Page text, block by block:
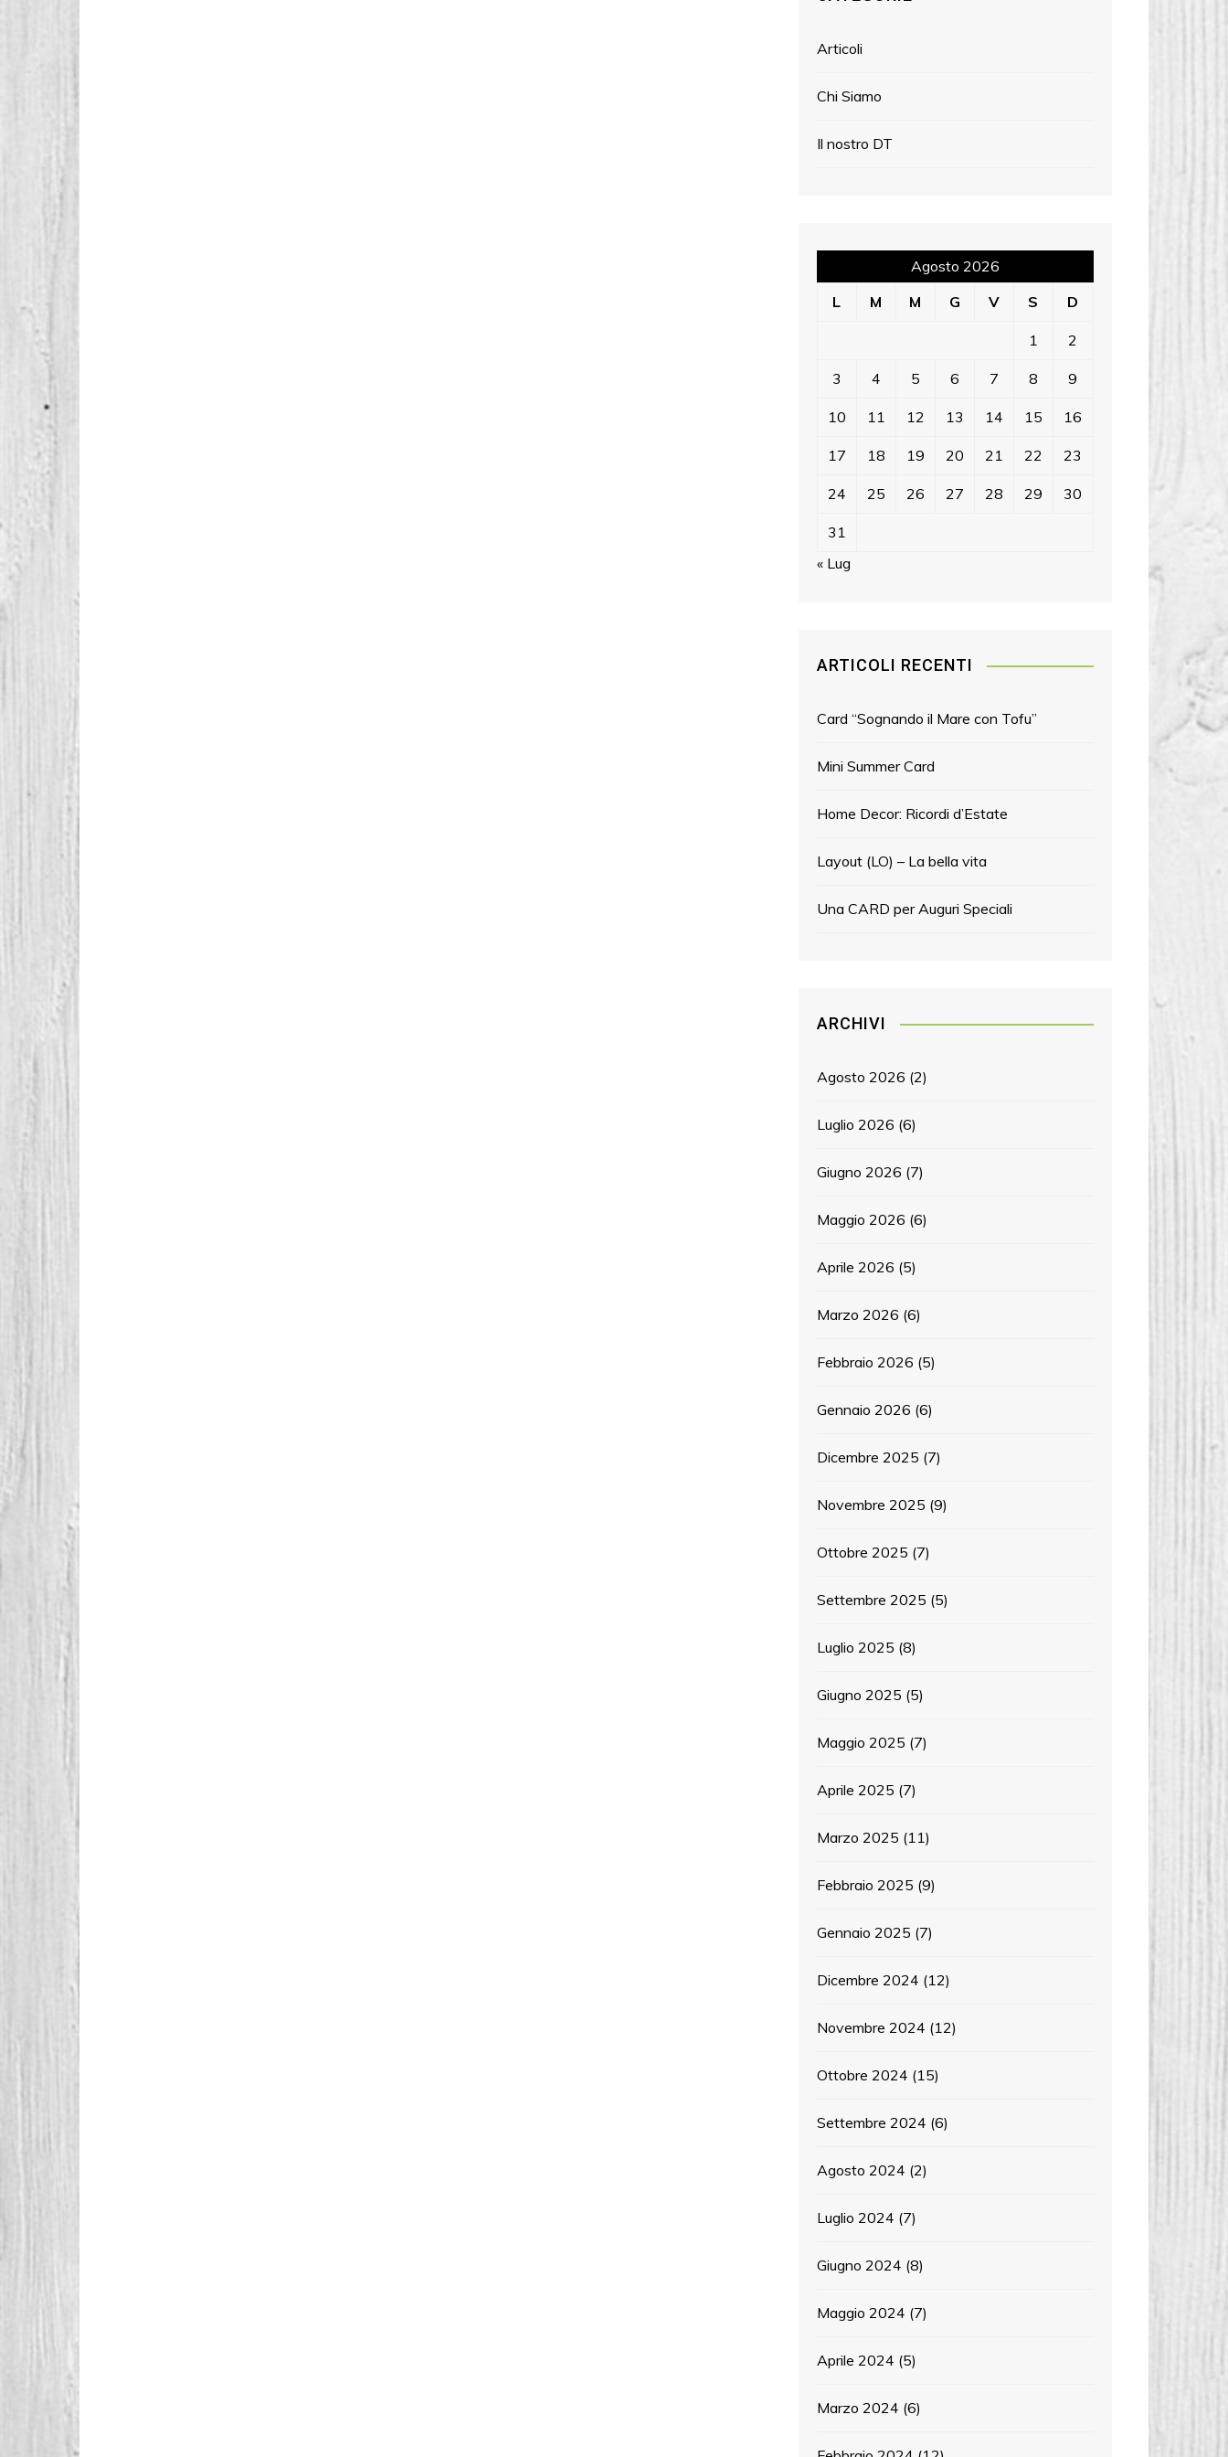
Articoli
Chi Siamo
Il nostro DT
Agosto 2026
L
M M G V S D
1 2
3 4 5 6 7 8 9
10 11 12 13 14 15 16
17 18 19 20 21 22 23
24 25 26 27 28 29 30
31
« Lug
ARTICOLI RECENTI
Card “Sognando il Mare con Tofu”
Mini Summer Card
Home Decor: Ricordi d’Estate
Layout (LO) – La bella vita
Una CARD per Auguri Speciali
ARCHIVI
Agosto 2026 (2)
Luglio 2026 (6)
Giugno 2026 (7)
Maggio 2026 (6)
Aprile 2026 (5)
Marzo 2026 (6)
Febbraio 2026 (5)
Gennaio 2026 (6)
Dicembre 2025 (7)
Novembre 2025 (9)
Ottobre 2025 (7)
Settembre 2025 (5)
Luglio 2025 (8)
Giugno 2025 (5)
Maggio 2025 (7)
Aprile 2025 (7)
Marzo 2025 (11)
Febbraio 2025 (9)
Gennaio 2025 (7)
Dicembre 2024 (12)
Novembre 2024 (12)
Ottobre 2024 (15)
Settembre 2024 (6)
Agosto 2024 (2)
Luglio 2024 (7)
Giugno 2024 (8)
Maggio 2024 (7)
Aprile 2024 (5)
Marzo 2024 (6)